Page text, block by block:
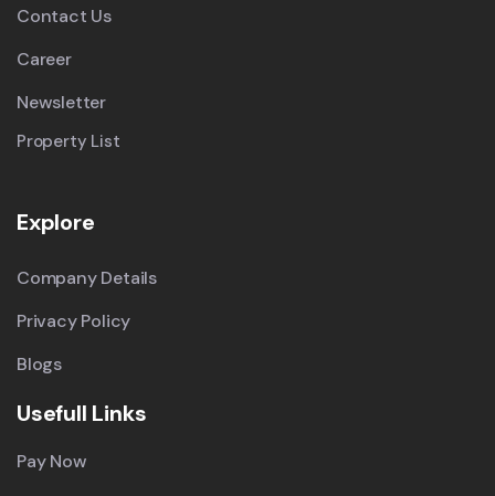
Contact Us
Career
Newsletter
Property List
Explore
Company Details
Privacy Policy
Blogs
Usefull Links
Pay Now